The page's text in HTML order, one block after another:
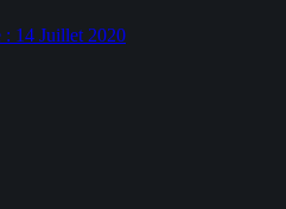
: 14 Juillet 2020